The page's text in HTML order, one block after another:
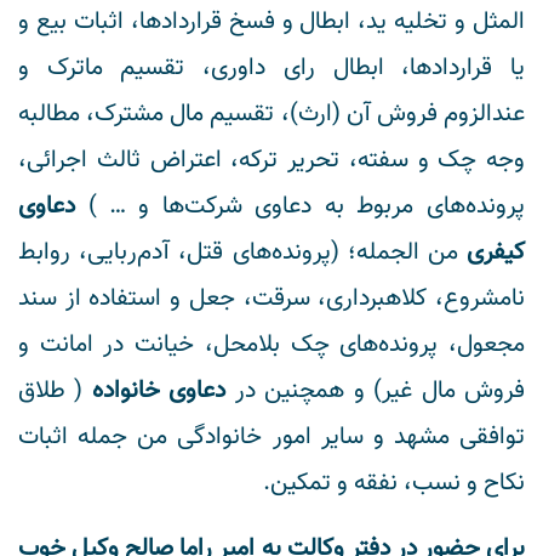
المثل و تخلیه ید، ابطال و فسخ قراردادها، اثبات بیع و
یا قراردادها، ابطال رای داوری، تقسیم ماترک و
عندالزوم فروش آن (ارث)، تقسیم مال مشترک، مطالبه
وجه چک و سفته، تحریر ترکه، اعتراض ثالث اجرائی،
پرونده‌های مربوط به دعاوی شرکت‌ها و … )دعاوی
کیفری من الجمله؛ (پرونده‌های قتل، آدم‌ربایی، روابط
نامشروع، کلاهبرداری، سرقت، جعل و استفاده از سند
مجعول، پرونده‌های چک بلامحل، خیانت در امانت و
فروش مال غیر) و همچنین دردعاوی خانواده ( طلاق
توافقی مشهد و سایر امور خانوادگی من جمله اثبات
نکاح و نسب، نفقه و تمکین.
برای حضور در دفتر وکالت به امیر راما صالح وکیل خوب